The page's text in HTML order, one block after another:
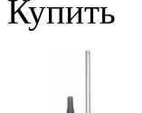
Купить